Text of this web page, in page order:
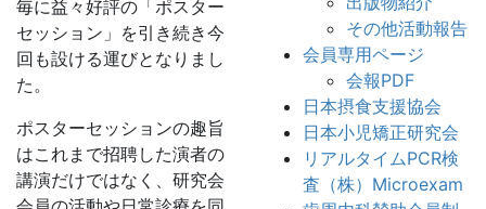
毎に益々好評の「ポスター
セッション」を引き続き今
回も設ける運びとなりまし
た。
ポスターセッションの趣旨
はこれまで招聘した演者の
講演だけではなく、研究会
その他活動報告
会員専用ページ
会報PDF
日本摂食支援協会
日本小児矯正研究会
リアルタイムPCR検
査（株）Microexam